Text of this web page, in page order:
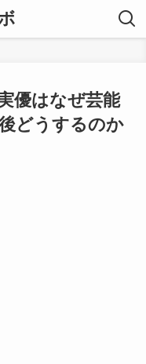
優はなぜ芸能
どうするのか